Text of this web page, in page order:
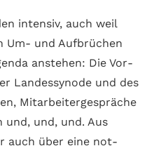
intensiv, auch weil
Um- und Aufbrüchen
anstehen: Die Vor­
Landes­synode und des
Mit­arbeiter­gespräche
und, und. Aus
auch über eine not­